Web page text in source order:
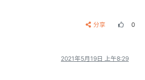
分享 0
2021年5月19日 上午8:29